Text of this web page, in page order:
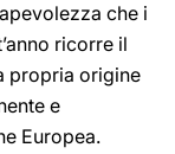
che i
ricorre il
propria origine
e
Europea.